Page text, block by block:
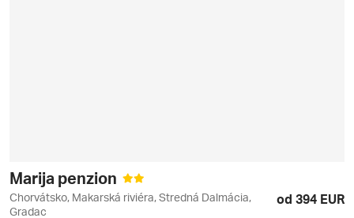
Marija penzion
Chorvátsko, Makarská riviéra, Stredná Dalmácia,
Gradac
od 394 EUR